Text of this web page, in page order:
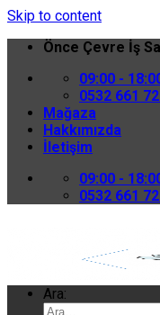
Skip to content
Önce Çevre İş
09:00 -
0532 661
Mağaza
Hakkımızda
İletişim
09:00 -
0532 661
Ara: